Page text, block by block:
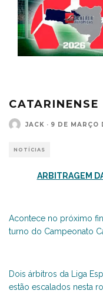
CATARINENSE
JACK · 9 DE MARÇO
NOTÍCIAS
ARBITRAGEM
Acontece no próximo
turno do Campeonato
Dois árbitros da Liga
estão escalados nesta